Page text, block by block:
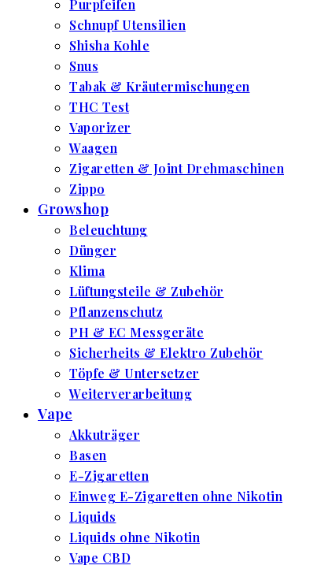
Purpfeifen
Schnupf Utensilien
Shisha Kohle
Snus
Tabak & Kräutermischungen
THC Test
Vaporizer
Waagen
Zigaretten & Joint Drehmaschinen
Zippo
Growshop
Beleuchtung
Dünger
Klima
Lüftungsteile & Zubehör
Pflanzenschutz
PH & EC Messgeräte
Sicherheits & Elektro Zubehör
Töpfe & Untersetzer
Weiterverarbeitung
Vape
Akkuträger
Basen
E-Zigaretten
Einweg E-Zigaretten ohne Nikotin
Liquids
Liquids ohne Nikotin
Vape CBD